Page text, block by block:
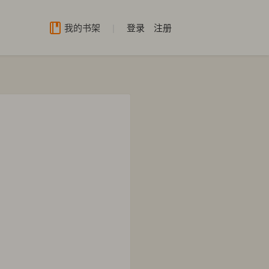
我的书架 登录 注册